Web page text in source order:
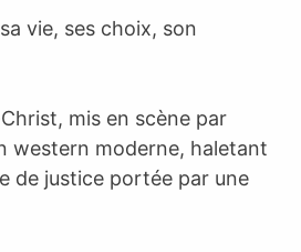
vie, ses choix, son
mis en scène par
western moderne, haletant
de justice portée par une